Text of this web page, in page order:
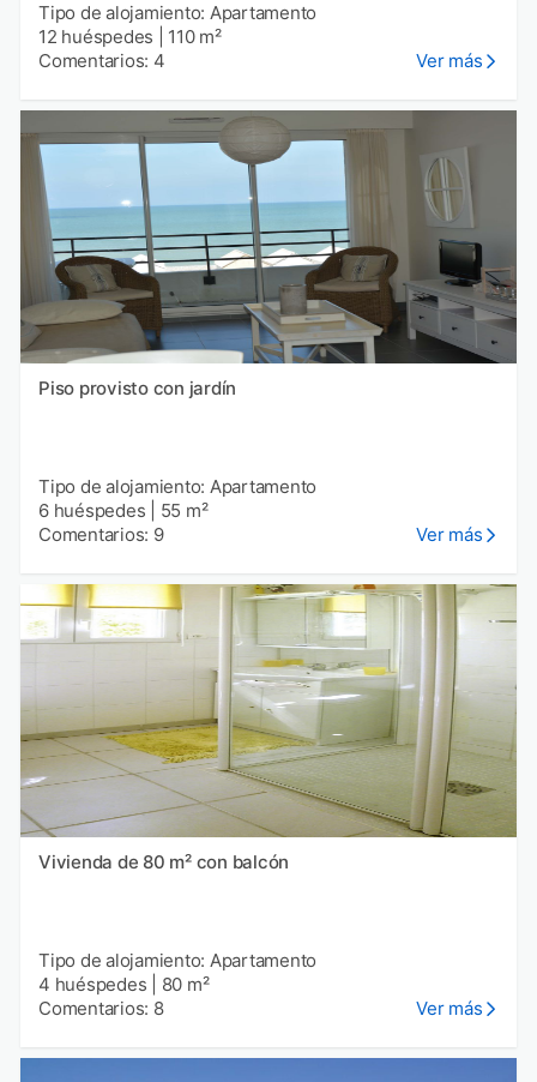
Tipo de alojamiento: Apartamento
12 huéspedes
110 m²
Comentarios: 4
Ver más
Piso provisto con jardín
Tipo de alojamiento: Apartamento
6 huéspedes
55 m²
Comentarios: 9
Ver más
Vivienda de 80 m² con balcón
Tipo de alojamiento: Apartamento
4 huéspedes
80 m²
Comentarios: 8
Ver más